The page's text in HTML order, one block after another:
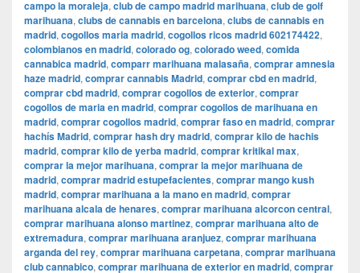
campo la moraleja, club de campo madrid marihuana, club de golf
marihuana, clubs de cannabis en barcelona, clubs de cannabis en
madrid, cogollos maria madrid, cogollos ricos madrid 602174422,
colombianos en madrid, colorado og, colorado weed, comida
cannabica madrid, comparr marihuana malasaña, comprar amnesia
haze madrid, comprar cannabis Madrid, comprar cbd en madrid,
comprar cbd madrid, comprar cogollos de exterior, comprar
cogollos de maria en madrid, comprar cogollos de marihuana en
madrid, comprar cogollos madrid, comprar faso en madrid, comprar
hachís Madrid, comprar hash dry madrid, comprar kilo de hachis
madrid, comprar kilo de yerba madrid, comprar kritikal max,
comprar la mejor marihuana, comprar la mejor marihuana de
madrid, comprar madrid estupefacientes, comprar mango kush
madrid, comprar marihuana a la mano en madrid, comprar
marihuana alcala de henares, comprar marihuana alcorcon central,
comprar marihuana alonso martinez, comprar marihuana alto de
extremadura, comprar marihuana aranjuez, comprar marihuana
arganda del rey, comprar marihuana carpetana, comprar marihuana
club cannabico, comprar marihuana de exterior en madrid, comprar